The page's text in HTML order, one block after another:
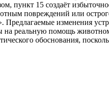
пункт 15 создаёт
повреждений или
изменения
реальную помощь
обоснования,